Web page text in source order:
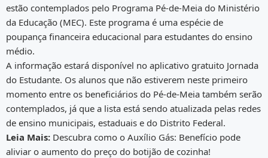
estão contemplados pelo Programa Pé-de-Meia do Ministério
da Educação (MEC). Este programa é uma espécie de
poupança financeira educacional para estudantes do ensino
médio.
A informação estará disponível no aplicativo gratuito Jornada
do Estudante. Os alunos que não estiverem neste primeiro
momento entre os beneficiários do Pé-de-Meia também serão
contemplados, já que a lista está sendo atualizada pelas redes
de ensino municipais, estaduais e do Distrito Federal.
Leia Mais: Descubra como o Auxílio Gás: Benefício pode
aliviar o aumento do preço do botijão de cozinha!